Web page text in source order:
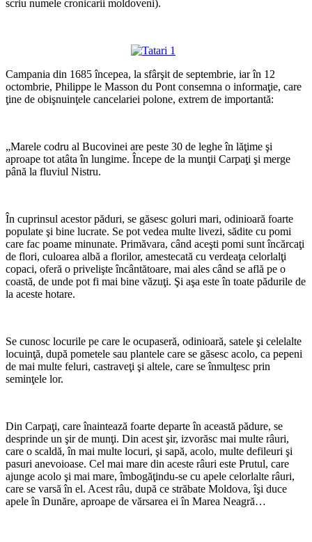
scriu numele cronicarii moldoveni).
Campania din 1685 începea, la sfârşit de septembrie, iar în 12
octombrie, Philippe le Masson du Pont consemna o informaţie, care
ţine de obişnuinţele cancelariei polone, extrem de importantă:
„Marele codru al Bucovinei are peste 30 de leghe în lăţime şi
aproape tot atâta în lungime. Începe de la munţii Carpaţi şi merge
până la fluviul Nistru.
În cuprinsul acestor păduri, se găsesc goluri mari, odinioară foarte
populate şi bine lucrate. Se pot vedea multe livezi, sădite cu pomi
care fac poame minunate. Primăvara, când aceşti pomi sunt încărcaţi
de flori, culoarea albă a florilor, amestecată cu verdeaţa celorlalţi
copaci, oferă o privelişte încântătoare, mai ales când se află pe o
coastă, de unde pot fi mai bine văzuţi. Şi aşa este în toate pădurile de
la aceste hotare.
Se cunosc locurile pe care le ocupaseră, odinioară, satele şi celelalte
locuinţă, după pometele sau plantele care se găsesc acolo, ca pepeni
de mai multe feluri, castraveţi şi altele, care se înmulţesc prin
seminţele lor.
Din Carpaţi, care înaintează foarte departe în această pădure, se
desprinde un şir de munţi. Din acest şir, izvorăsc mai multe râuri,
care o scaldă, în mai multe locuri, şi sapă, acolo, multe defileuri şi
pasuri anevoioase. Cel mai mare din aceste râuri este Prutul, care
ajunge acolo şi mai mare, îmbogăţindu-se cu apele celorlalte râuri,
care se varsă în el. Acest râu, după ce străbate Moldova, îşi duce
apele în Dunăre, aproape de vărsarea ei în Marea Neagră…